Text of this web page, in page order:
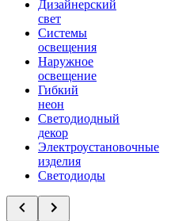
Дизайнерский
свет
Системы
освещения
Наружное
освещение
Гибкий
неон
Светодиодный
декор
Электроустановочные
изделия
Светодиоды